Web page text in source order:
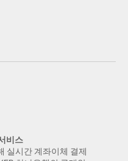
비스
실시간 계좌이체 결제